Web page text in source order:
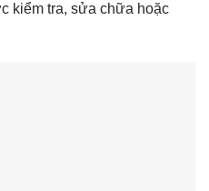
kiểm tra, sửa chữa hoặc